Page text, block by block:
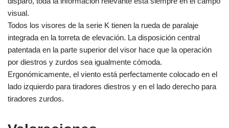
visual.
Todos los visores de la serie K tienen la rueda de paralaje
integrada en la torreta de elevación. La disposición central
patentada en la parte superior del visor hace que la operación
por diestros y zurdos sea igualmente cómoda.
Ergonómicamente, el viento está perfectamente colocado en el
lado izquierdo para tiradores diestros y en el lado derecho para
tiradores zurdos.